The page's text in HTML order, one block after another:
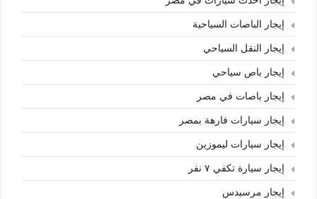
إيجار الباصات السياحية
إيجار النقل السياحي
إيجار باص سياحي
إيجار باصات في مصر
إيجار سيارات فارهة بمصر
إيجار سيارات ليموزين
إيجار سيارة تكفي ٧ نفر
إيجار مرسيدس